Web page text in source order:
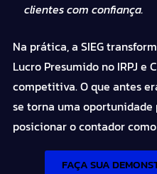
clientes com confiança.
Na prática, a SIEG
Lucro Presumido no IRPJ e
competitiva. O que antes
se torna uma
posicionar o contador
FAÇA SUA